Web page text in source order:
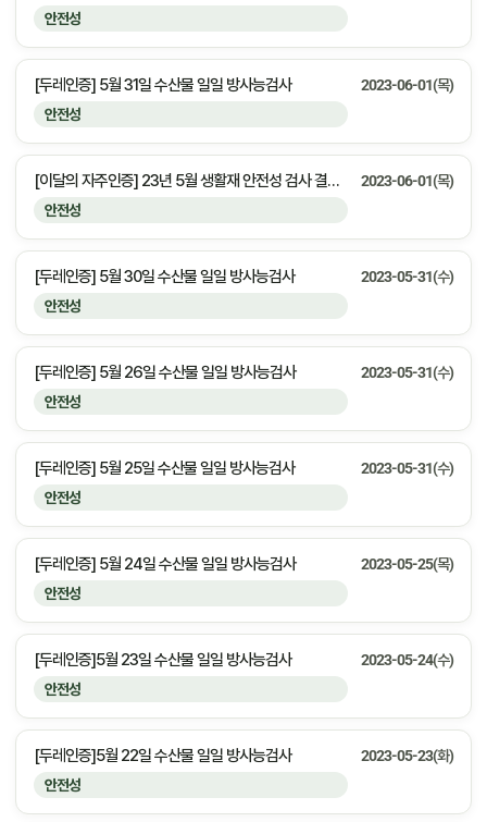
안전성
안전성
[두레인증] 5월 31일 수산물 일일 방사능검사 2023-06-01(목)
안전성
[이달의 자주인증] 23년 5월 생활재 안전성 검사 결과 안내 2023-06-01(목)
안전성
[두레인증] 5월 30일 수산물 일일 방사능검사 2023-05-31(수)
안전성
[두레인증] 5월 26일 수산물 일일 방사능검사 2023-05-31(수)
안전성
[두레인증] 5월 25일 수산물 일일 방사능검사 2023-05-31(수)
안전성
[두레인증] 5월 24일 수산물 일일 방사능검사 2023-05-25(목)
안전성
[두레인증]5월 23일 수산물 일일 방사능검사 2023-05-24(수)
안전성
[두레인증]5월 22일 수산물 일일 방사능검사 2023-05-23(화)